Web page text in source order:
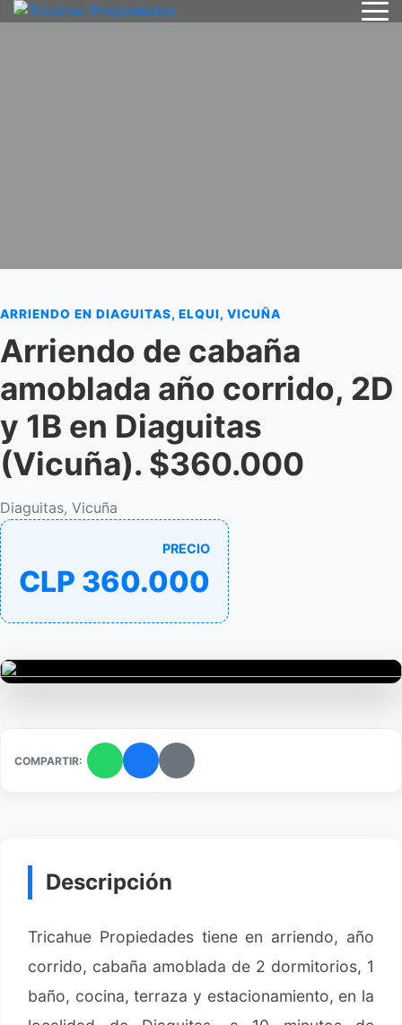
ARRIENDO EN DIAGUITAS, ELQUI, VICUÑA
Arriendo de cabaña
amoblada año corrido, 2D
y 1B en Diaguitas
(Vicuña). $360.000
Diaguitas, Vicuña
PRECIO
CLP 360.000
COMPARTIR:
Descripción
Tricahue Propiedades tiene en arriendo, año
corrido, cabaña amoblada de 2 dormitorios, 1
baño, cocina, terraza y estacionamiento, en la